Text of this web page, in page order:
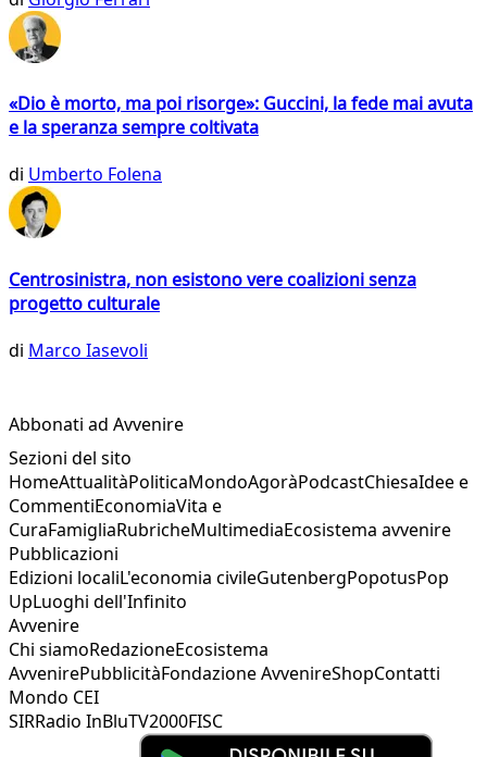
«Dio è morto, ma poi risorge»: Guccini, la fede mai avuta
e la speranza sempre coltivata
di Umberto Folena
Centrosinistra, non esistono vere coalizioni senza
progetto culturale
di Marco Iasevoli
Abbonati ad Avvenire
Sezioni del sito
HomeAttualitàPoliticaMondoAgoràPodcastChiesaIdee e
CommentiEconomiaVita e
CuraFamigliaRubricheMultimediaEcosistema avvenire
Pubblicazioni
Edizioni localiL'economia civileGutenbergPopotusPop
UpLuoghi dell'Infinito
Avvenire
Chi siamoRedazioneEcosistema
AvvenirePubblicitàFondazione AvvenireShopContatti
Mondo CEI
SIRRadio InBluTV2000FISC